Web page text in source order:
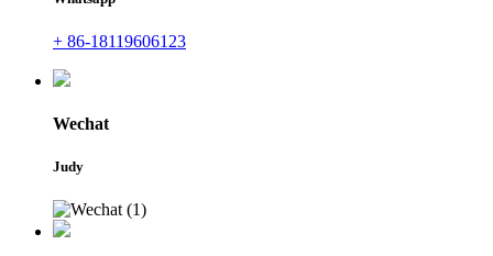
+ 86-18119606123
Wechat
Judy